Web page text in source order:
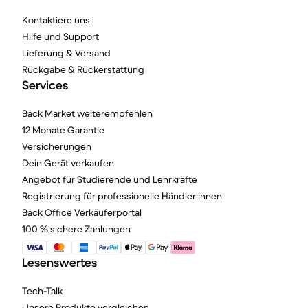
Kontaktiere uns
Hilfe und Support
Lieferung & Versand
Rückgabe & Rückerstattung
Services
Back Market weiterempfehlen
12 Monate Garantie
Versicherungen
Dein Gerät verkaufen
Angebot für Studierende und Lehrkräfte
Registrierung für professionelle Händler:innen
Back Office Verkäuferportal
100 % sichere Zahlungen
Lesenswertes
Tech-Talk